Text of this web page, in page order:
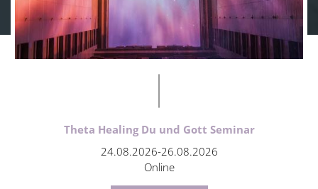
Theta Healing Du und Gott Seminar
24.08.2026-26.08.2026
Online